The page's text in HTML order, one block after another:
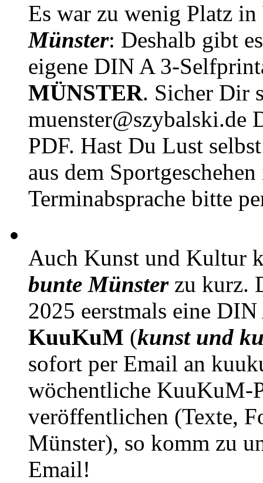
Es war zu wenig Platz in
Münster: Deshalb gibt
eigene DIN A 3-
MÜNSTER. Sicher Dir
muenster@szybalski.de
PDF. Hast Du Lust
aus dem
Terminabsprache bitte
Auch Kunst und Kultur
bunte Münsterzu kurz.
2025 eerstmals eine
KuuKuM (kunst und
sofort per Email an
wöchentliche KuuKuM-
veröffentlichen (Texte,
Münster), so komm zu
Email!